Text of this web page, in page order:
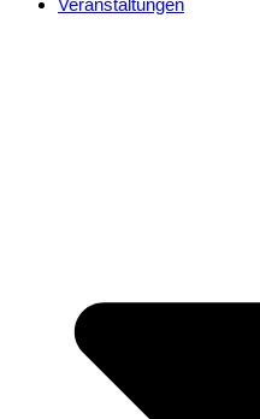
Veranstaltungen